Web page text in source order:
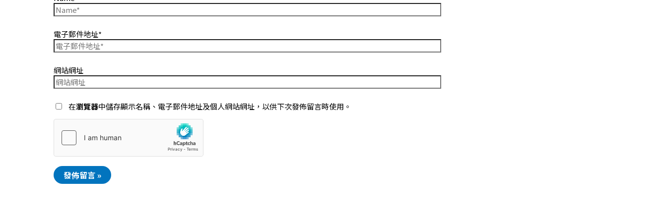
電子郵件地址*
網站網址
在瀏覽器中儲存顯示名稱、電子郵件地址及個人網站網址，以供下次發佈留言時使用。